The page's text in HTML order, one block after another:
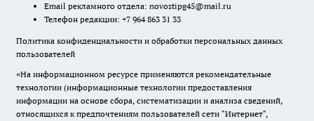
Email рекламного отдела: novostipg45@mail.ru
Телефон редакции: +7 964 863 31 33
Политика конфиденциальности и обработки персональных данных
пользователей
«На информационном ресурсе применяются рекомендательные
технологии (информационные технологии предоставления
информации на основе сбора, систематизации и анализа сведений,
относящихся к предпочтениям пользователей сети "Интернет",